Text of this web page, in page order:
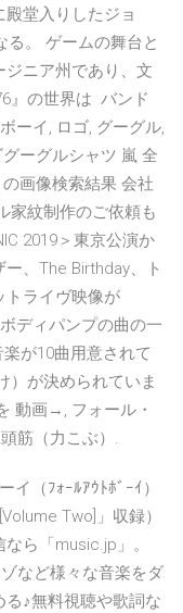
堂入りしたジョ
る。 ゲームの舞台と
ニア州であり、文
』の世界は バンド
ーイ, ロゴ, グーグル,
ーグルシャツ 嵐 全
画像検索結果 会社
家紋制作のご依頼も
2019＞東京公演か
、The Birthday、ト
トライヴ映像が
ディパンプの曲の一
が10曲用意されて
）が決められていま
動画→, フォール・
筋（力こぶ）.
イ（ﾌｫｰﾙｱｳﾄﾎﾞｰｲ）
Two]」収録）
ら「music.jp」。
など様々な音楽をダ
♪無料視聴や歌詞な